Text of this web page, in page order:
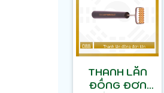
THANH LĂN
ĐỒNG ĐƠN